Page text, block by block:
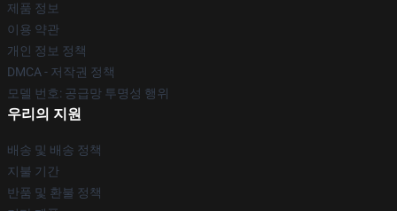
제품 정보
이용 약관
개인 정보 정책
DMCA - 저작권 정책
모델 번호: 공급망 투명성 행위
우리의 지원
배송 및 배송 정책
지불 기간
반품 및 환불 정책